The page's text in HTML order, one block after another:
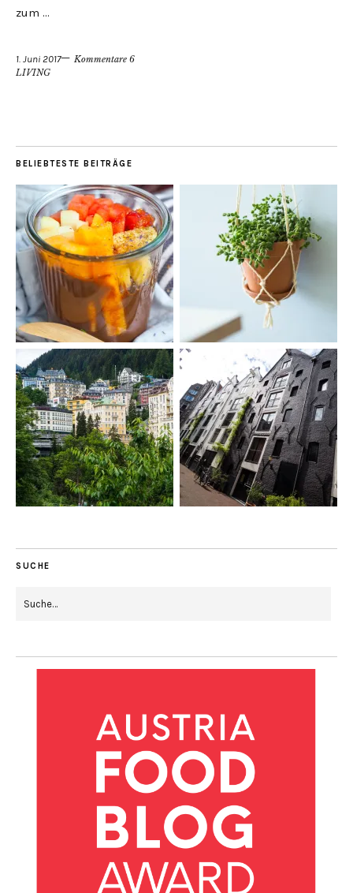
zum …
1. Juni 2017
Kommentare 6
LIVING
BELIEBTESTE BEITRÄGE
SUCHE